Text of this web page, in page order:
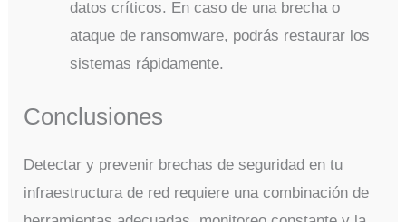
datos críticos. En caso de una brecha o
ataque de ransomware, podrás restaurar los
sistemas rápidamente.
Conclusiones
Detectar y prevenir brechas de seguridad en tu
infraestructura de red requiere una combinación de